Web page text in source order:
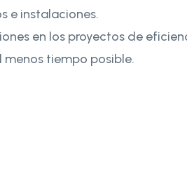
e instalaciones.
en los proyectos de
tiempo posible.